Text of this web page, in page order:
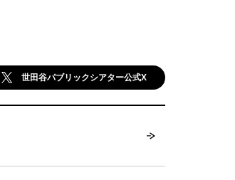
世田谷パブリックシアター公式X